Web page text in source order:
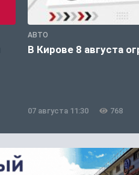
АВТО
В Кирове 8 августа
07 августа 11:30 768